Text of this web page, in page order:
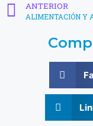
ANTERIOR